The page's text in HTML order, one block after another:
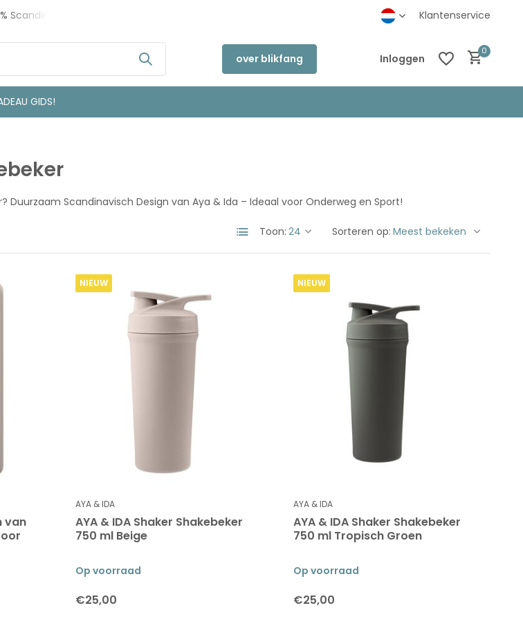
Scandinavisch Design Klantenservice
over blikfang Inloggen
0
GIDS!
Duurzaam Scandinavisch Design van Aya & Ida – Ideaal voor Onderweg en Sport!
Toon: Sorteren op:
van
NIEUW
AYA & IDA
AYA & IDA Shaker Shakebeker
750 ml Beige
Op voorraad
€25,00
NIEUW
AYA & IDA
AYA & IDA Shaker Shakebeker
750 ml Tropisch Groen
Op voorraad
€25,00